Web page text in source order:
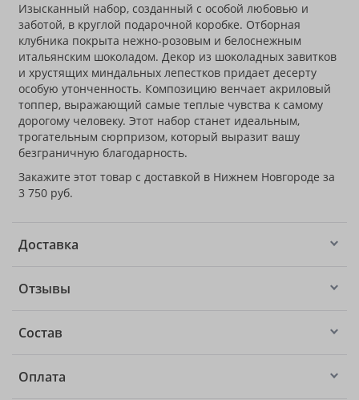
Изысканный набор, созданный с особой любовью и
заботой, в круглой подарочной коробке. Отборная
клубника покрыта нежно-розовым и белоснежным
итальянским шоколадом. Декор из шоколадных завитков
и хрустящих миндальных лепестков придает десерту
особую утонченность. Композицию венчает акриловый
топпер, выражающий самые теплые чувства к самому
дорогому человеку. Этот набор станет идеальным,
трогательным сюрпризом, который выразит вашу
безграничную благодарность.
Закажите этот товар с доставкой в Нижнем Новгороде за
3 750 руб.
Доставка
Отзывы
Состав
Оплата